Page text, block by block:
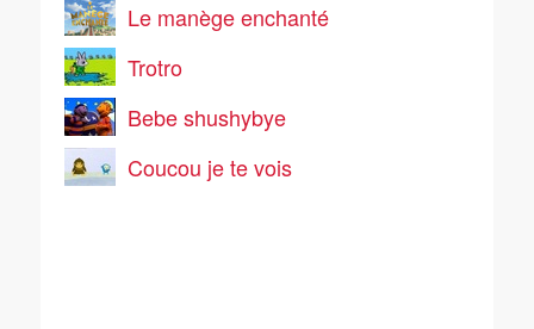
Le manège enchanté
Trotro
Bebe shushybye
Coucou je te vois